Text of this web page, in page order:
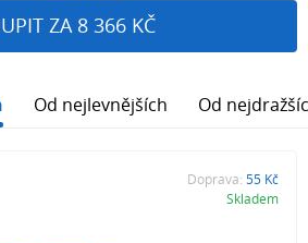
ZA 8 366 KČ
Od nejlevnějších Od
Doprava: 55 Kč
Skladem